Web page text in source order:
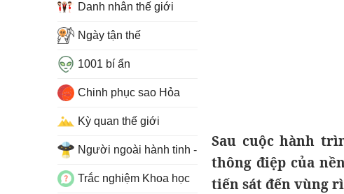
Sau cuộc hành
thông điệp của
tiến sát đến vùng
Danh nhân thế giới
Ngày tận thế
1001 bí ẩn
Chinh phục sao Hỏa
Kỳ quan thế giới
Người ngoài hành tinh - UFO
Trắc nghiệm Khoa học